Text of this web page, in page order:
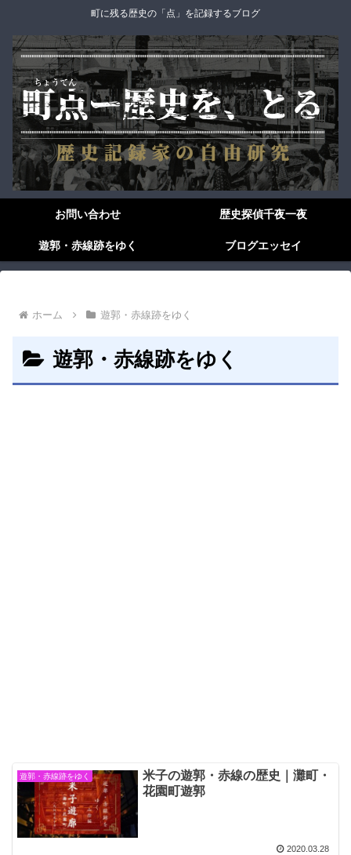
町に残る歴史の「点」を記録するブログ
お問い合わせ 歴史探偵千夜一夜
遊郭・赤線跡をゆく ブログエッセイ
ホーム 遊郭・赤線跡をゆく
遊郭・赤線跡をゆく
遊郭・赤線跡をゆく
米子の遊郭・赤線の歴史｜灘町・
花園町遊郭
2020.03.28